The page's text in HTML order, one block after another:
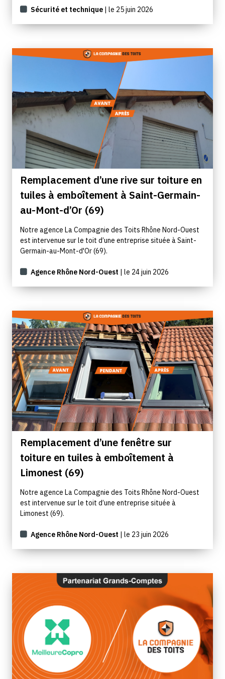
Sécurité et technique | le 25 juin 2026
Remplacement d’une rive sur toiture en
tuiles à emboîtement à Saint-Germain-
au-Mont-d’Or (69)
Notre agence La Compagnie des Toits Rhône Nord-Ouest
est intervenue sur le toit d’une entreprise située à Saint-
Germain-au-Mont-d'Or (69).
Agence Rhône Nord-Ouest | le 24 juin 2026
Remplacement d’une fenêtre sur
toiture en tuiles à emboîtement à
Limonest (69)
Notre agence La Compagnie des Toits Rhône Nord-Ouest
est intervenue sur le toit d’une entreprise située à
Limonest (69).
Agence Rhône Nord-Ouest | le 23 juin 2026